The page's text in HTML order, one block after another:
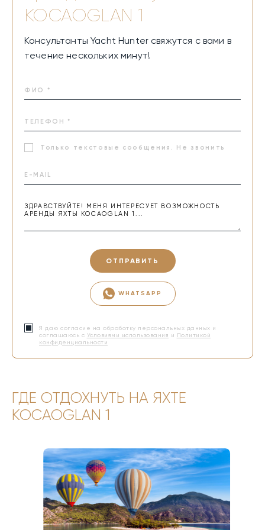
KOCAOGLAN 1
Консультанты Yacht Hunter свяжутся с вами в
течение нескольких минут!
Только текстовые сообщения. Не звонить
ОТПРАВИТЬ
WHATSAPP
Я даю согласие на обработку персональных данных и
соглашаюсь с Условиями использования и Политикой
конфиденциальности
ГДЕ ОТДОХНУТЬ НА ЯХТЕ
KOCAOGLAN 1